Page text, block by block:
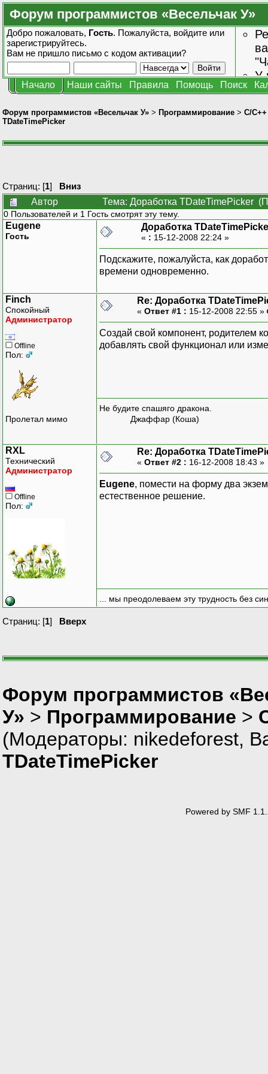
Форум программистов «Весельчак У»
Добро пожаловать, Гость. Пожалуйста, войдите или
зарегистрируйтесь.
Вам не пришло письмо с кодом активации?
У
Начало Наши сайты Правила Помощь Поиск
Форум программистов «Весельчак У» > Программирование > C/C++
TDateTimePicker
Страниц: [1] Вниз
Автор
Тема: Доработка TDateTimePicker
0 Пользователей и 1 Гость смотрят эту тему.
Eugene
Гость
Доработка
« : 15-12-2008 22:24 »
Подскажите, пожалуйста, как
времени одновременно.
Finch
Спокойный
Администратор
Offline
Пол:
Пролетал мимо
Re: Доработка
« Ответ #1 : 15-12-2008 22:55 »
Создай свой компонент, родителем
добавлять свой функционал или
Не будите спашяго дракона.
Джаффар (Коша)
RXL
Технический
Администратор
Offline
Пол:
Re: Доработка
« Ответ #2 : 16-12-2008 18:43 »
Eugene, помести на форму два
естественное решение.
... мы преодолеваем эту трудность без
Страниц: [1] Вверх
Форум программистов
У» > Программирование >
(Модераторы: nikedeforest,
TDateTimePicker
Powered by SMF